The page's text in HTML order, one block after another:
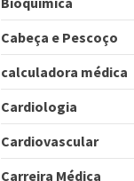
Cabeça e Pescoço
calculadora médica
Cardiologia
Cardiovascular
Carreira Médica